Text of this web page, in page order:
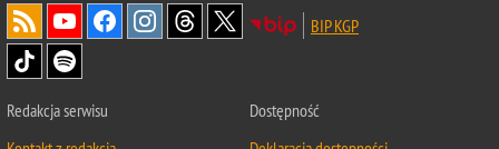
BIP KGP
Redakcja serwisu
Dostępność